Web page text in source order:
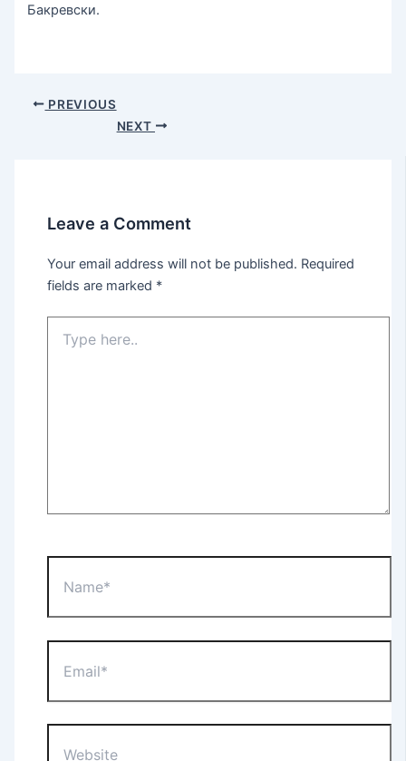
Бакревски.
PREVIOUS
NEXT
Leave a Comment
Your email address will not be published. Required
fields are marked *
here..